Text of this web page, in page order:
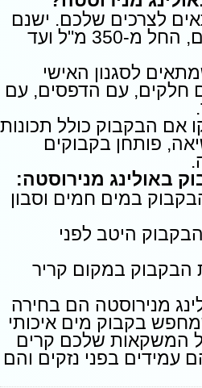
לצרכים שלכם. ישנם
בקבוקים במגוון גדלים, החל מ-350 מ"ל ועד
לסגנון האישי
חלקים, עם הדפסים, עם
אם הבקבוק כולל תכונות
פותחן בקבוקים
באולינג מנירוסטה:
במים חמים וסבון
היטב לפני
הבקבוק במקום קריר
מנירוסטה הם בחירה
בקבוק מים איכותי
המשקאות שלכם קרים
עמידים בפני נזקים והם